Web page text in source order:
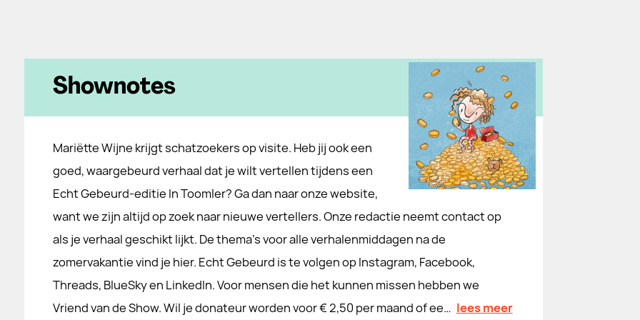
Shownotes
Mariëtte Wijne krijgt schatzoekers op visite. Heb jij ook een
goed, waargebeurd verhaal dat je wilt vertellen tijdens een
Echt Gebeurd-editie In Toomler? Ga dan naar onze website,
want we zijn altijd op zoek naar nieuwe vertellers. Onze redactie neemt contact op
als je verhaal geschikt lijkt. De thema's voor alle verhalenmiddagen na de
zomervakantie vind je hier. Echt Gebeurd is te volgen op Instagram, Facebook,
Threads, BlueSky en LinkedIn. Voor mensen die het kunnen missen hebben we
Vriend van de Show. Wil je donateur worden voor € 2,50 per maand of ee… lees meer